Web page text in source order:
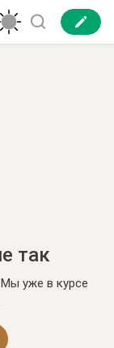
так
Мы уже в курсе